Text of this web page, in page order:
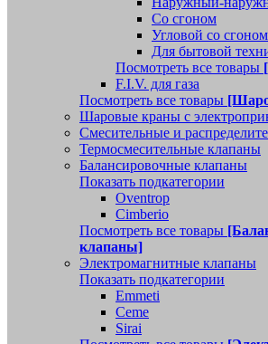
Со сгоном
Угловой со сгоном
Для бытовой
Посмотреть все товары
F.I.V. для газа
Посмотреть все товары
Шаровые краны с
Смесительные и
Термосмесительные клапаны
Балансировочные клапаны
Показать подкатегории
Oventrop
Cimberio
Посмотреть все товары
клапаны]
Электромагнитные клапаны
Показать подкатегории
Emmeti
Ceme
Sirai